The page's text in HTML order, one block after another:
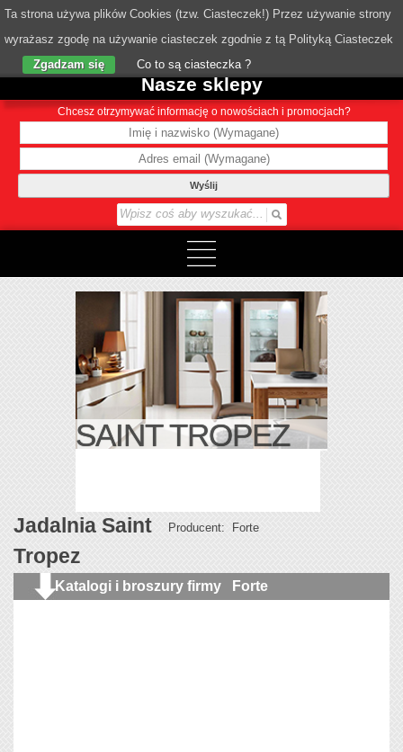
o Nas
Nasze sklepy
Chcesz otrzymywać informację o nowościach i promocjach?
Wyślij
SAINT TROPEZ
Jadalnia Saint
Tropez
Producent: Forte
Katalogi i broszury firmy Forte
Ta strona używa plików Cookies (tzw. Ciasteczek!) Przez używanie strony
wyrażasz zgodę na używanie ciasteczek zgodnie z tą Polityką Ciasteczek
Zgadzam się
Co to są ciasteczka ?